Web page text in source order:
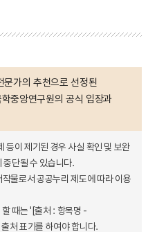
문가의 추천으로 선정된
중앙연구원의 공식 입장과
등이 제기된 경우 사실 확인 및 보완
중단될 수 있습니다.
물로서 공공누리 제도에 따라 이용
때는 '[출처 : 항목명 -
처 표기를 하여야 합니다.